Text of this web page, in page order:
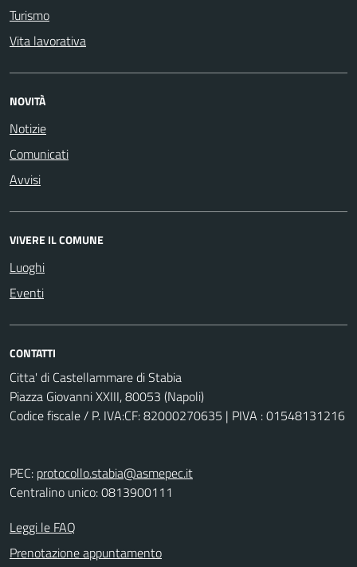
Turismo
Vita lavorativa
NOVITÀ
Notizie
Comunicati
Avvisi
VIVERE IL COMUNE
Luoghi
Eventi
CONTATTI
Citta' di Castellammare di Stabia
Piazza Giovanni XXIII, 80053 (Napoli)
Codice fiscale / P. IVA:CF: 82000270635 | PIVA : 01548131216
PEC: protocollo.stabia@asmepec.it
Centralino unico: 0813900111
Leggi le FAQ
Prenotazione appuntamento